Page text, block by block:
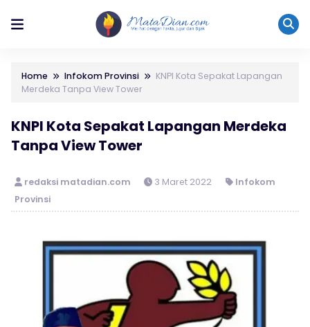
Home Infokom Provinsi
KNPI Kota Sepakat Lapangan
Merdeka Tanpa View Tower
KNPI Kota Sepakat Lapangan Merdeka
Tanpa View Tower
redaksi matadian.com 3 Maret 2022
Infokom
Provinsi